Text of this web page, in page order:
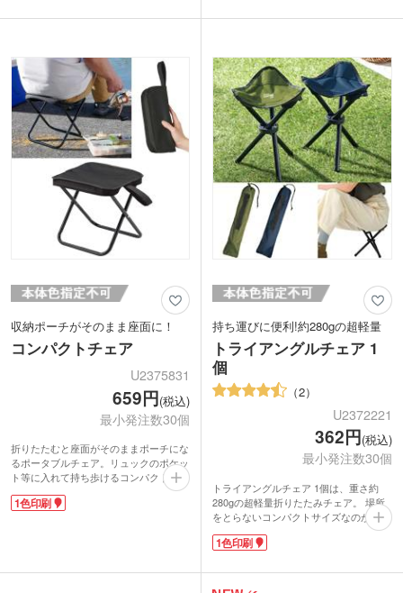
グリーン・ベージュ・オレンジの3色取
会など、レジャーにぴったりのノベルテ
ィです。
み時はゴムバンドで留めておけます。ス
の高い商品です。
表面に名入れ印刷が可能。夏のキャンペ
ーン、イベントグッズ制作にいかがでし
ょうか。
収納ポーチがそのまま座面に！
コンパクトチェア
U2375831
659円(税込)
最小発注数30個
折りたたむと座面がそのままポーチにな
るポータブルチェア。リュックのポケッ
ト等に入れて持ち歩けるコンパクトさが
魅力です。順番待ちの待機やレジャーで
の使用にぴったり。四つ足タイプで安定
作にいかがでしょうか。
1色印刷
持ち運びに便利!約280gの超軽量
トライアングルチェア 1
個
2
U2372221
362円(税込)
最小発注数30個
トライアングルチェア 1個は、重さ約
280gの超軽量折りたたみチェア。 場所
をとらないコンパクトサイズなのが嬉し
いですね。3本脚を開くだけですぐに座
れるカンタン設置!ハンドルつき収納袋
や屋外イベントで活躍します。チェアは
面ファスナーつき。折りたたんだあと面
1色印刷